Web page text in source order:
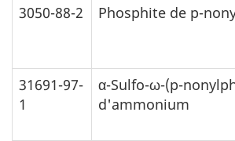
3050-88-2 Phosphite de p-
31691-97-
1
α-Sulfo-ω-(p-
d'ammonium